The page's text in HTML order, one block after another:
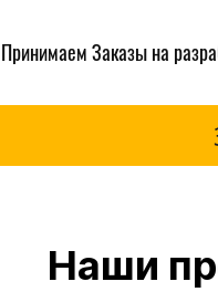
Принимаем Заказы на
Наши